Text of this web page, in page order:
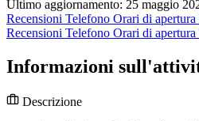
Ultimo aggiornamento: 25 maggio
Recensioni Telefono Orari di apertura
Recensioni Telefono Orari di apertura
Informazioni
Descrizione